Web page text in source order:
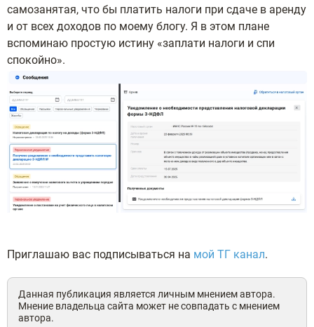
самозанятая, что бы платить налоги при сдаче в аренду
и от всех доходов по моему блогу. Я в этом плане
вспоминаю простую истину «заплати налоги и спи
спокойно».
Приглашаю вас подписываться на мой ТГ канал.
Данная публикация является личным мнением автора.
Мнение владельца сайта может не совпадать с мнением
автора.